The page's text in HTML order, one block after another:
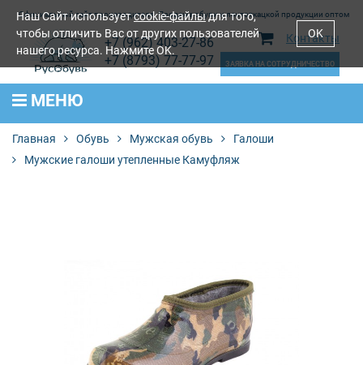
Официальный сайт производителя. Продажа обуви и лентоткацкой продукции оптом
+7 (962) 403-27-86
+7 (8793) 77-77-97
ЗАЯВКА НА СОТРУДНИЧЕСТВО
Контакты
МЕНЮ
Главная Обувь Мужская обувь
Галоши
Мужские галоши утепленные Камуфляж
Наш Сайт используетcookie-файлыдля того,
чтобы отличить Вас от других пользователей
нашего ресурса. Нажмите OK.
OK